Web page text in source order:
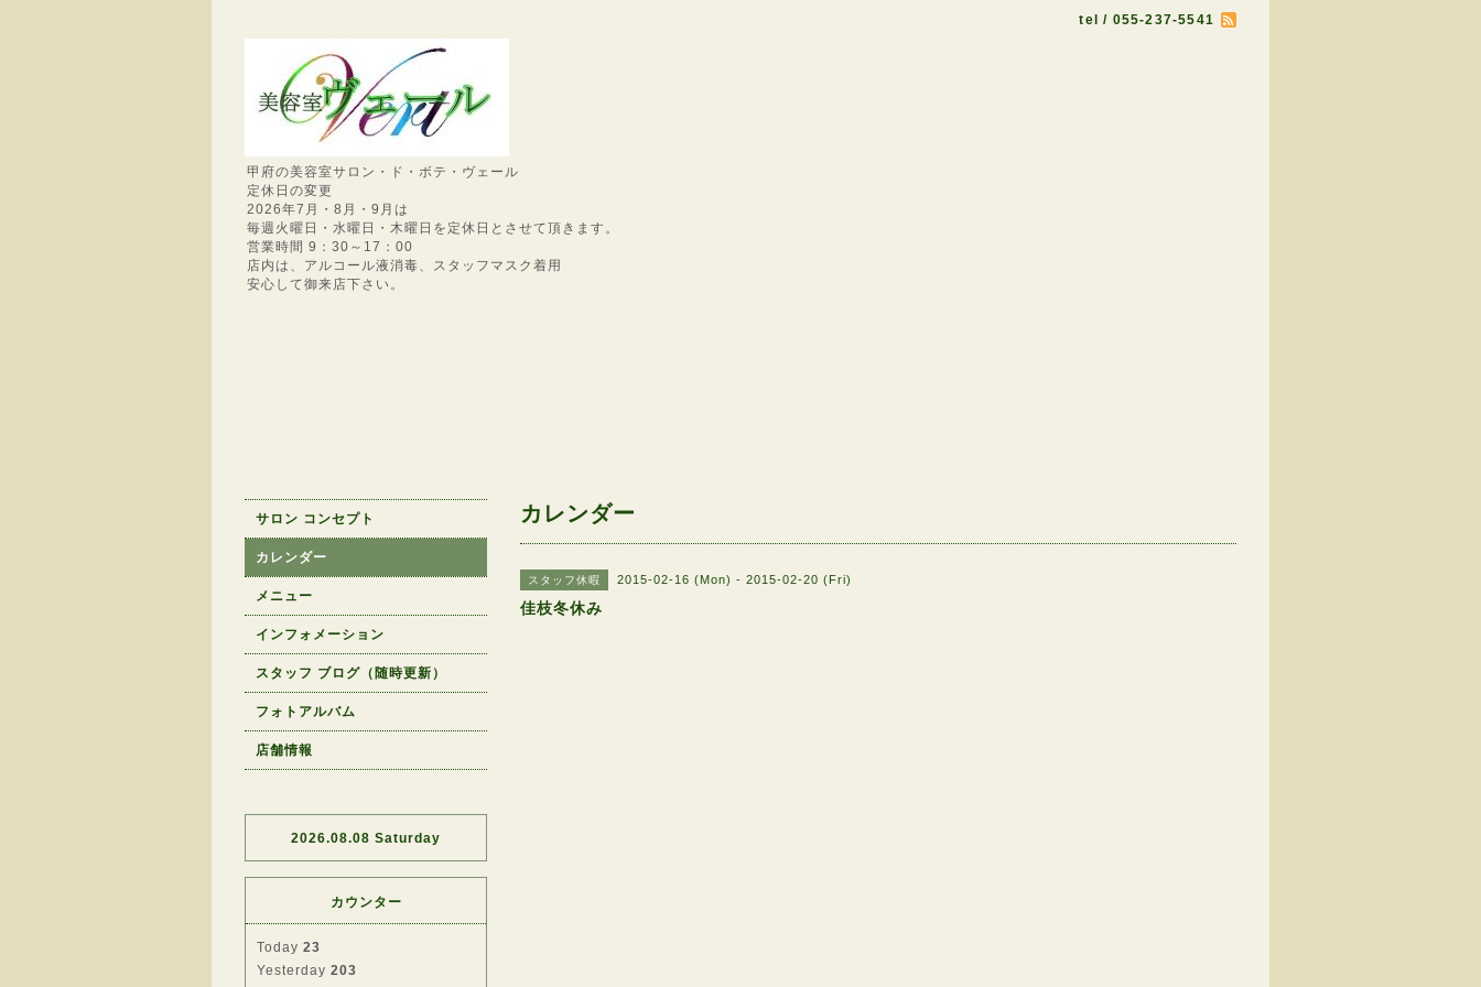
tel / 055-237-5541
甲府の美容室サロン・ド・ボテ・ヴェール
定休日の変更
2026年7月・8月・9月は
毎週火曜日・水曜日・木曜日を定休日とさせて頂きます。
営業時間 9：30～17：00
店内は、アルコール液消毒、スタッフマスク着用
安心して御来店下さい。
カレンダー
スタッフ休暇 2015-02-16 (Mon) - 2015-02-20 (Fri)
佳枝冬休み
サロン コンセプト
カレンダー
メニュー
インフォメーション
スタッフ ブログ（随時更新）
フォトアルバム
店舗情報
2026.08.08 Saturday
カウンター
Today 23
Yesterday 203